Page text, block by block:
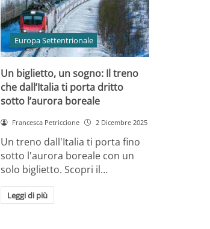
Europa Settentrionale
Un biglietto, un sogno: Il treno
che dall’Italia ti porta dritto
sotto l’aurora boreale
Francesca Petriccione 2 Dicembre 2025
Un treno dall'Italia ti porta fino
sotto l'aurora boreale con un
solo biglietto. Scopri il…
Leggi di più